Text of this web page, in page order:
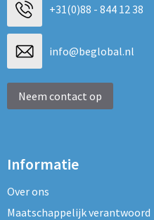
+31(0)88 - 844 12 38
info@beglobal.nl
Neem contact op
Informatie
Over ons
Maatschappelijk verantwoord